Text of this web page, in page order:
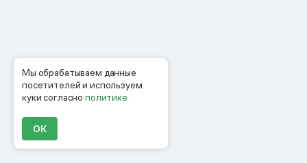
Мы обрабатываем данные
посетителей и используем
куки согласнополитике
ОК